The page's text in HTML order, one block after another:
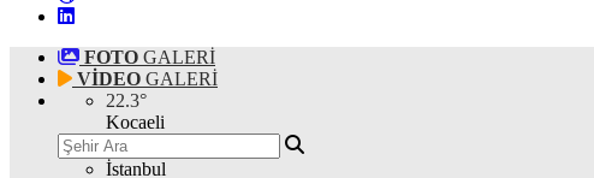
FOTO GALERİ
VİDEO GALERİ
22.3°
Kocaeli
İstanbul